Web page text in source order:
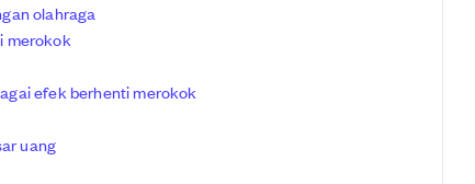
olahraga
merokok
efek berhenti merokok
uang